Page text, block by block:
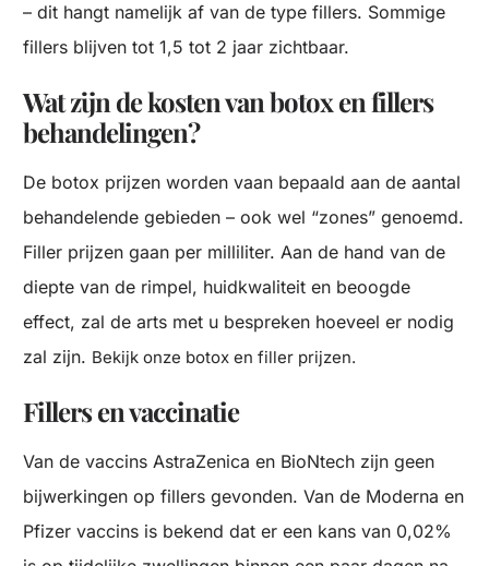
– dit hangt namelijk af van de type fillers. Sommige
fillers blijven tot 1,5 tot 2 jaar zichtbaar.
Wat zijn de kosten van botox en fillers
behandelingen?
De botox prijzen worden vaan bepaald aan de aantal
behandelende gebieden – ook wel “zones” genoemd.
Filler prijzen gaan per milliliter. Aan de hand van de
diepte van de rimpel, huidkwaliteit en beoogde
effect, zal de arts met u bespreken hoeveel er nodig
zal zijn. Bekijk onze botox en filler prijzen.
Fillers en vaccinatie
Van de vaccins AstraZenica en BioNtech zijn geen
bijwerkingen op fillers gevonden. Van de Moderna en
Pfizer vaccins is bekend dat er een kans van 0,02%